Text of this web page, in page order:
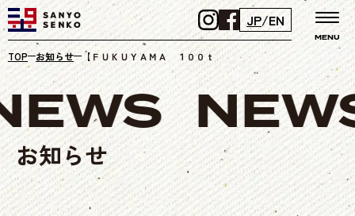
JP/EN
MENU
TOP お知らせ 【ＦＵＫＵＹＡＭＡ １００ｔｈ×ＲＯＳＥＳ．】第３弾：デ
お知らせ